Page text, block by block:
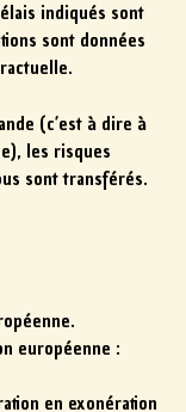
indiqués sont
sont données
(c’est à dire à
les risques
sont transférés.
européenne :
en exonération